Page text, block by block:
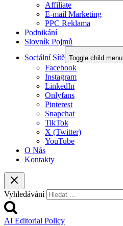
Affiliate
E-mail Marketing
PPC Reklama
Podnikání
Slovník Pojmů
Sociální Sítě Toggle child menu
Facebook
Instagram
LinkedIn
Onlyfans
Pinterest
Snapchat
TikTok
X (Twitter)
YouTube
O Nás
Kontakty
Vyhledávání
AI Editorial Policy